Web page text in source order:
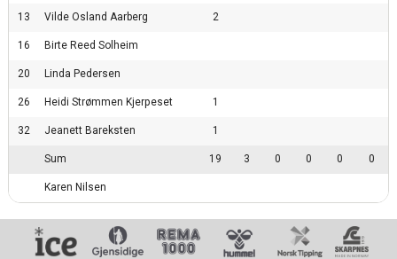
13 Vilde Osland Aarberg 2
16 Birte Reed Solheim
20 Linda Pedersen
26 Heidi Strømmen Kjerpeset 1
32 Jeanett Bareksten 1
Sum 19 3 0 0 0 0
Karen Nilsen